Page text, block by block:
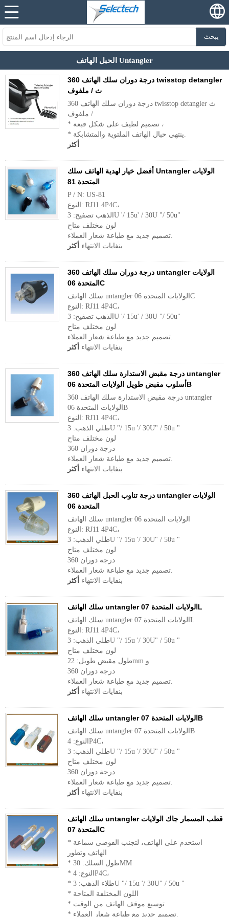
يبحث
الحبل الهاتف Untangler
360 درجة دوران سلك الهاتف twisstop detangler
ث / ملفوف
360 درجة دوران سلك الهاتف twisstop detangler ث
* تصميم لطيف على شكل قبعة ،
* ينتهي حبال الهاتف الملتوية والمتشابكة.
أكثر
أفضل خيار لهدية الهاتف سلك Untangler الولايات
المتحدة 81
P / N: US-81
النوع: RJ11 4P4C،
الذهب تصفيح: 3U '/ 15u' / 30U "/ 50u"
لون مختلف متاح
تصميم جديد مع طباعة شعار العملاء.
بنفايات الانتهاء أكثر
360 درجة دوران سلك الهاتف untangler الولايات
المتحدة 06C
سلك الهاتف untangler الولايات المتحدة 06C
النوع: RJ11 4P4C،
الذهب تصفيح: 3U '/ 15u' / 30U "/ 50u"
لون مختلف متاح
تصميم جديد مع طباعة شعار العملاء.
بنفايات الانتهاء أكثر
360 درجة مقبض الاستدارة سلك الهاتف untangler
أسلوب مقبض طويل الولايات المتحدة 06B
360 درجة مقبض الاستدارة سلك الهاتف untangler
الولايات المتحدة 06B
النوع: RJ11 4P4C،
طلي الذهب: 3U "/ 15u '/ 30U" / 50u "
لون مختلف متاح
360 درجة دوران
تصميم جديد مع طباعة شعار العملاء.
بنفايات الانتهاء أكثر
360 درجة تناوب الحبل الهاتف untangler الولايات
المتحدة 06
سلك الهاتف untangler الولايات المتحدة 06
النوع: RJ11 4P4C،
طلي الذهب: 3U "/ 15u '/ 30U" / 50u "
لون مختلف متاح
360 درجة دوران
تصميم جديد مع طباعة شعار العملاء.
بنفايات الانتهاء أكثر
سلك الهاتف untangler الولايات المتحدة 07L
سلك الهاتف untangler الولايات المتحدة 07L
النوع: RJ11 4P4C،
طلي الذهب: 3U "/ 15u '/ 30U" / 50u "
لون مختلف متاح
طول مقبض طويل: 22mm و
360 درجة دوران
تصميم جديد مع طباعة شعار العملاء.
بنفايات الانتهاء أكثر
سلك الهاتف untangler الولايات المتحدة 07B
سلك الهاتف untangler الولايات المتحدة 07B
النوع: 4P4C،
طلي الذهب: 3U "/ 15u '/ 30U" / 50u "
لون مختلف متاح
360 درجة دوران
تصميم جديد مع طباعة شعار العملاء.
بنفايات الانتهاء أكثر
سلك الهاتف untangler قطب المسمار جاك الولايات
المتحدة 07C
* استخدم على الهاتف، لتجنب الفوضى سماعة
الهاتف وتطور
* طول السلك: 30MM
* النوع: 4P4C،
* طلاء الذهب: 3U "/ 15u '/ 30U" / 50u "
* اللون المختلفة المتاحة
* توسيع موقف الهاتف من الوقت
* تصميم جديد مع طباعة شعار العملاء.